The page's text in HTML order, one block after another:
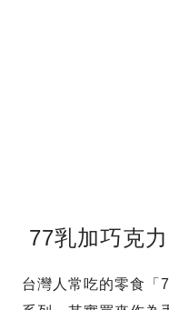
77乳加巧克力
台灣人常吃的零食「